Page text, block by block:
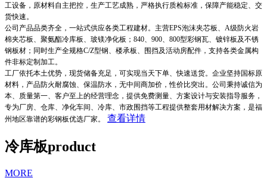
工设备，原材料自主把控，生产工艺成熟，严格执行质检标准，保障产能稳定、交
货快速。
公司产品品类齐全，一站式供应各类工程建材。主营EPS泡沫夹芯板、A级防火岩
棉夹芯板、聚氨酯冷库板、玻镁净化板；840、900、800型彩钢瓦、镀锌板及不锈
钢板材；同时生产全规格C/Z型钢、楼承板、围挡及活动房配件，支持各类金属构
件非标定制加工。
工厂依托本土优势，现货储备充足，可实现当天下单、快速送货。企业坚持国标原
材料，产品防火耐腐蚀、保温防水，无中间商加价，性价比突出。公司秉持诚信为
本、质量第一、客户至上的经营理念，提供免费测量、方案设计与安装指导服务，
专为厂房、仓库、净化车间、冷库、市政围挡等工程提供整套用材解决方案，是福
州地区靠谱的彩钢板优选厂家。
查看详情
冷库板product
MORE